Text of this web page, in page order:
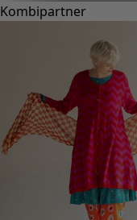
Kombipartner